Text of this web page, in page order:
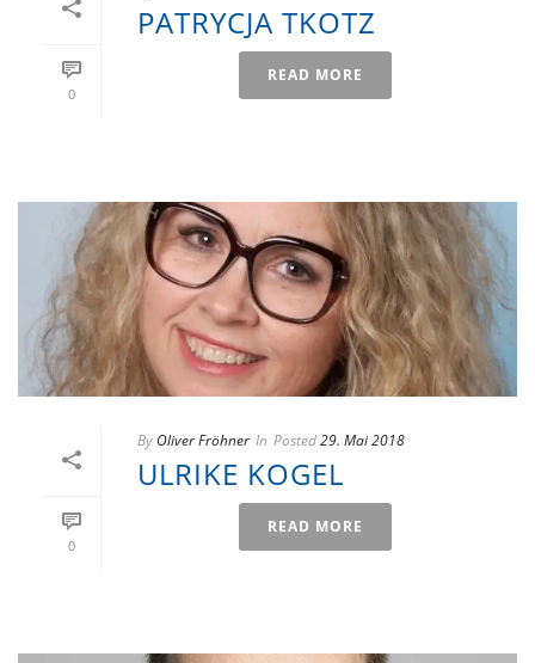
0
PATRYCJA TKOTZ
READ MORE
0
By Oliver Fröhner In Posted29. Mai 2018
ULRIKE KOGEL
READ MORE